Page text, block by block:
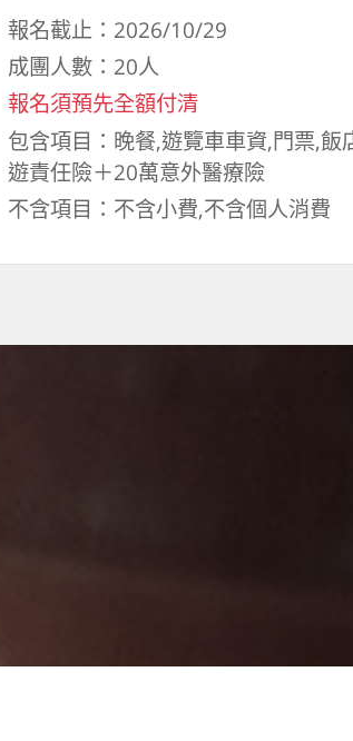
報名截止：2026/10/29
成團人數：20人
報名須預先全額付清
包含項目：晚餐,遊覽車車資,門票,
遊責任險＋20萬意外醫療險
不含項目：不含小費,不含個人消費